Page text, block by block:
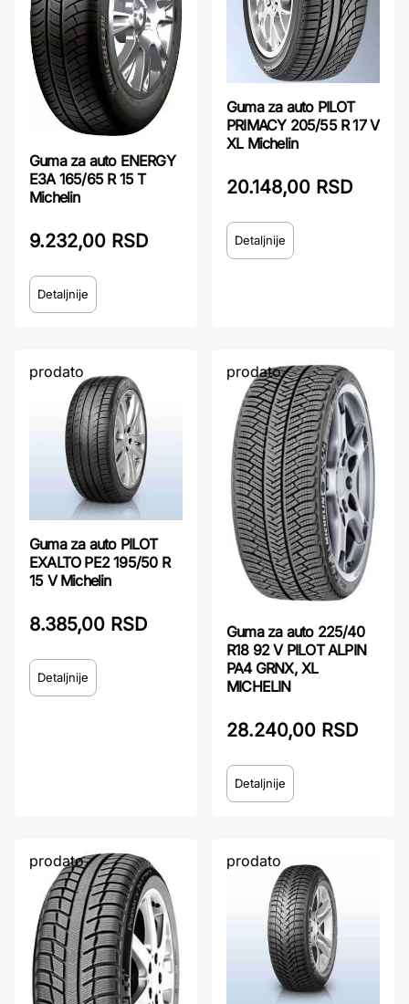
Guma za auto ENERGY
E3A 165/65 R 15 T
Michelin
9.232,00 RSD
Detaljnije
Guma za auto PILOT
PRIMACY 205/55 R 17 V
XL Michelin
20.148,00 RSD
Detaljnije
prodato
Guma za auto PILOT
EXALTO PE2 195/50 R
15 V Michelin
8.385,00 RSD
Detaljnije
prodato
Guma za auto 225/40
R18 92 V PILOT ALPIN
PA4 GRNX, XL
MICHELIN
28.240,00 RSD
Detaljnije
prodato prodato